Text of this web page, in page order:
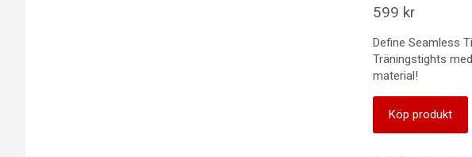
599 kr
Define Seamless
Träningstights
material!
Köp produkt